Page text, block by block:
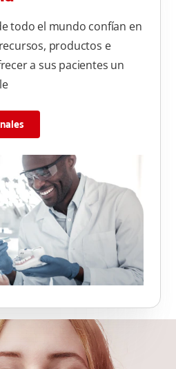
todo el mundo confían en
productos e
a sus pacientes un